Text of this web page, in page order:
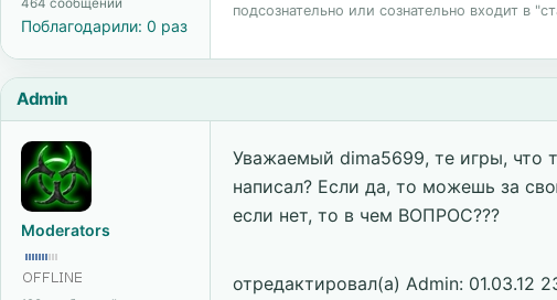
464 сообщений
Поблагодарили: 0 раз
подсознательно или сознательно входит в
Admin
Moderators
Уважаемый dima5699, те игры, что
написал? Если да, то можешь за
если нет, то в чем ВОПРОС???
отредактировал(а) Admin: 01.03.12